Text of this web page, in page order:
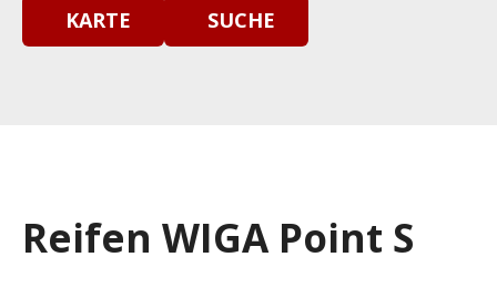
KARTE SUCHE
Reifen WIGA Point S